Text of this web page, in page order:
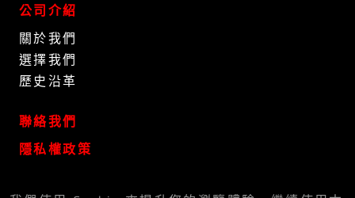
公司介紹
關於我們
選擇我們
歷史沿革
聯絡我們
隱私權政策